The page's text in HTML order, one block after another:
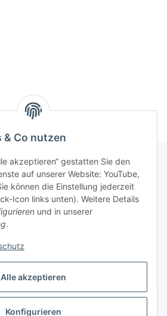
Alle akzeptieren
Konfigurieren
& Co nutzen
akzeptieren“ gestatten Sie den
auf unserer Website: YouTube,
können die Einstellung jederzeit
Icon links unten). Weitere Details
und in unserer
.